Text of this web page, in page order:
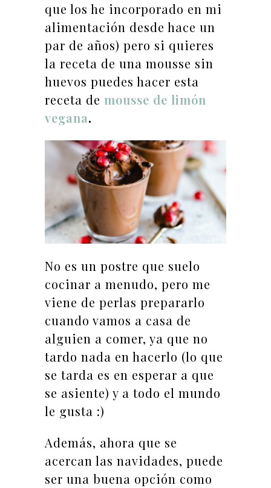
que los he incorporado en mi
alimentación desde hace un
par de años) pero si quieres
la receta de una mousse sin
huevos puedes hacer esta
receta de mousse de limón
vegana.
No es un postre que suelo
cocinar a menudo, pero me
viene de perlas prepararlo
cuando vamos a casa de
alguien a comer, ya que no
tardo nada en hacerlo (lo que
se tarda es en esperar a que
se asiente) y a todo el mundo
le gusta :)
Además, ahora que se
acercan las navidades, puede
ser una buena opción como